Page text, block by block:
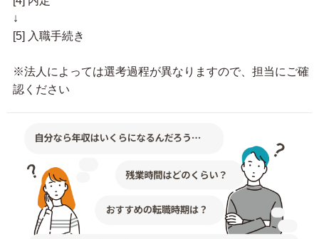
↓
[5] 入職手続き
※法人によっては選考過程が異なりますので、担当にご確
認ください